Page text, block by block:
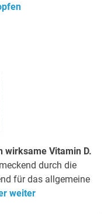
wirksame Vitamin D.
durch die
für das allgemeine
weiter